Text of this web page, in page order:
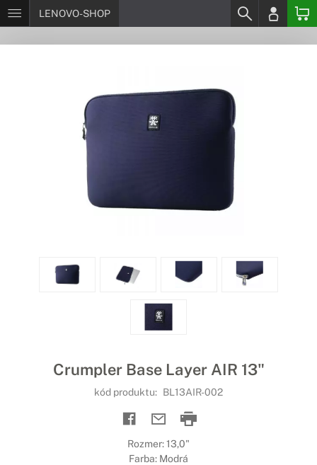
LENOVO-SHOP
Crumpler Base Layer AIR 13"
kód produktu: BL13AIR-002
Rozmer: 13,0"
Farba: Modrá